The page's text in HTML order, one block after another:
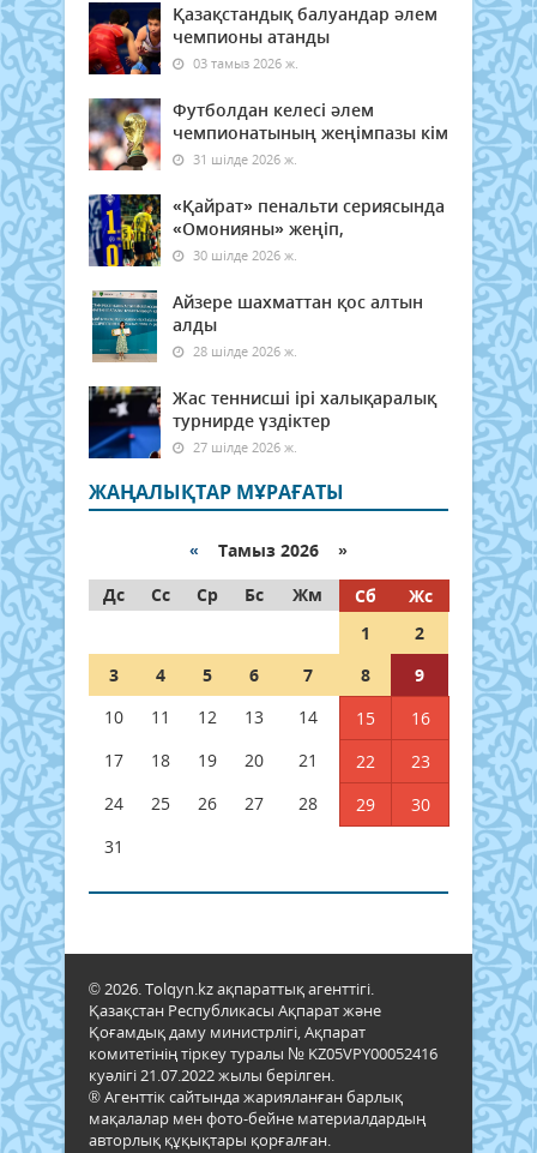
Қазақстандық балуандар әлем
чемпионы атанды
03 тамыз 2026 ж.
Футболдан келесі әлем
чемпионатының жеңімпазы кім
31 шілде 2026 ж.
«Қайрат» пенальти сериясында
«Омонияны» жеңіп,
30 шілде 2026 ж.
Айзере шахматтан қос алтын
алды
28 шілде 2026 ж.
Жас теннисші ірі халықаралық
турнирде үздіктер
27 шілде 2026 ж.
ЖАҢАЛЫҚТАР МҰРАҒАТЫ
« Тамыз 2026 »
Дс
Сс Ср Бс Жм Сб
Жс
1
2
3
4 5 6 7 8
9
10
11 12 13 14 15
16
17
18 19 20 21 22
23
24
25 26 27 28 29
30
31
© 2026. Tolqyn.kz ақпараттық агенттігі.
Қазақстан Республикасы Ақпарат және
Қоғамдық даму министрлігі, Ақпарат
комитетінің тіркеу туралы № KZ05VPY00052416
куәлігі 21.07.2022 жылы берілген.
® Агенттік сайтында жарияланған барлық
мақалалар мен фото-бейне материалдардың
авторлық құқықтары қорғалған.